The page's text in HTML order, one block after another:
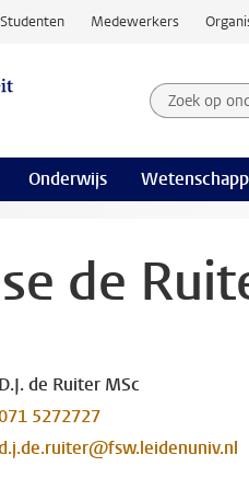
Studenten Medewerkers
Zoek op
Zoekterm
Onderwijs
de
D.J. de Ruiter MSc
5272727